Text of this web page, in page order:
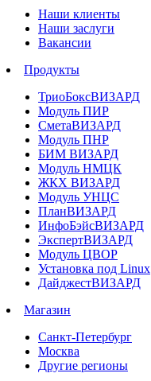
Наши клиенты
Наши заслуги
Вакансии
Продукты
ТриоБоксВИЗАРД
Модуль ПИР
СметаВИЗАРД
Модуль ПНР
БИМ ВИЗАРД
Модуль НМЦК
ЖКХ ВИЗАРД
Модуль УНЦС
ПланВИЗАРД
ИнфоБэйсВИЗАРД
ЭкспертВИЗАРД
Модуль ЦВОР
Установка под Linux
ДайджестВИЗАРД
Магазин
Санкт-Петербург
Москва
Другие регионы